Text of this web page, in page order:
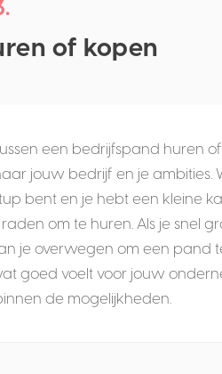
of kopen
een bedrijfspand huren
jouw bedrijf en je ambities.
bent en je hebt een kleine
om te huren. Als je snel
je overwegen om een pand
goed voelt voor jouw
de mogelijkheden.